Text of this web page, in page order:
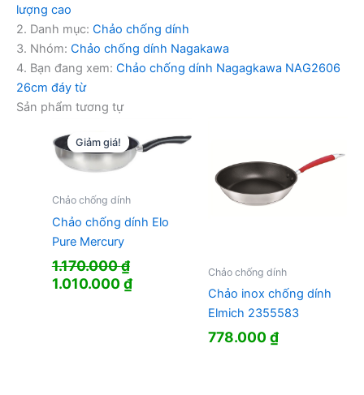
lượng cao
2. Danh mục: Chảo chống dính
3. Nhóm: Chảo chống dính Nagakawa
4. Bạn đang xem: Chảo chống dính Nagagkawa NAG2606
26cm đáy từ
Sản phẩm tương tự
Giảm giá!
Giảm giá!
Chảo chống dính
Chảo chống dính Elo
Pure Mercury
1.170.000₫
Giá
1.010.000₫Giá
Chảo chống dính
Chảo inox chống dính
Elmich 2355583
778.000₫